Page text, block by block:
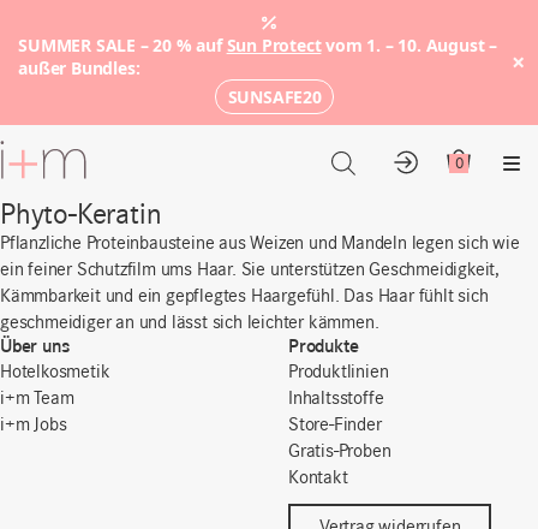
SUMMER SALE – 20 % aufSun Protectvom 1. – 10. August –
außer Bundles:
SUNSAFE20
×
Zum
Hauptinhalt
Konto 0
Phyto-Keratin
Pflanzliche Proteinbausteine aus Weizen und Mandeln legen sich wie
ein feiner Schutzfilm ums Haar. Sie unterstützen Geschmeidigkeit,
Kämmbarkeit und ein gepflegtes Haargefühl. Das Haar fühlt sich
geschmeidiger an und lässt sich leichter kämmen.
Über uns
Hotelkosmetik
i+m Team
i+m Jobs
Produkte
Produktlinien
Inhaltsstoffe
Store-Finder
Gratis-Proben
Kontakt